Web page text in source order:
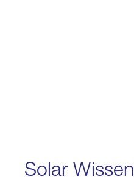
Solar Wissen